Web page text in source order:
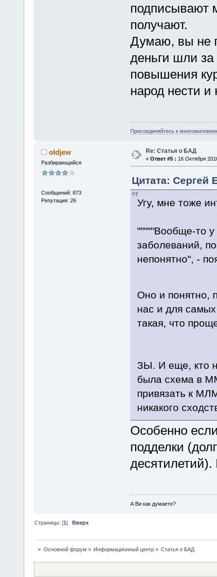
подписывают
получают.
Думаю, вы не
деньги шли за
повышения
народ нести и
Присоединяйтесь к
oldjew
Разбирающийся
Сообщений: 873
Репутация: 26
Re: Статья о БАД
« Ответ #5 : 16 Октября
Цитата: Сергей
Угу, мне тоже
"""""Вообще-то
заболеваний,
непонятно", -
Оно и понятно,
нас и для
такая, что
ЗЫ. И еще, кто
была схема в
привязать к
никакого
Особенно
подделки
десятилетий).
А Ви как думаете?
Страницы: [1]Вверх
» Основной форум » Информационный центр» Статья о БАД